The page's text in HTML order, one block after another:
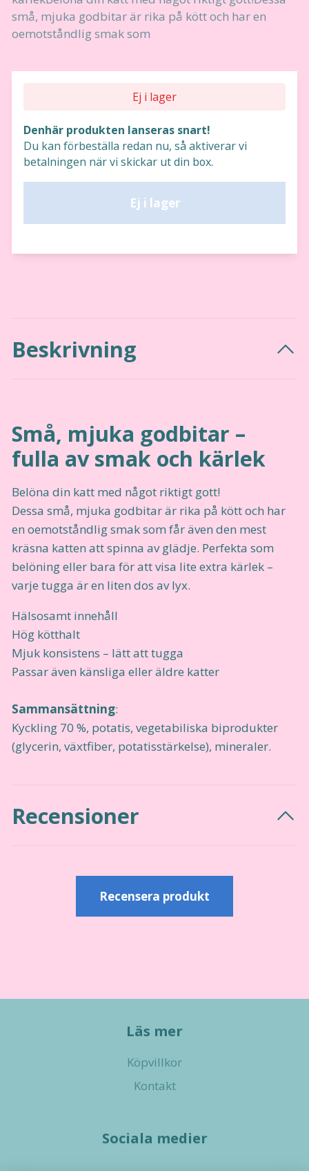
små, mjuka godbitar är rika på kött och har en
oemotståndlig smak som
Ej i lager
Denhär produkten lanseras snart!
Du kan förbeställa redan nu, så aktiverar vi
betalningen när vi skickar ut din box.
Ej i lager
Beskrivning
Små, mjuka godbitar –
fulla av smak och kärlek
Belöna din katt med något riktigt gott!
Dessa små, mjuka godbitar är rika på kött och har
en oemotståndlig smak som får även den mest
kräsna katten att spinna av glädje. Perfekta som
belöning eller bara för att visa lite extra kärlek –
varje tugga är en liten dos av lyx.
Hälsosamt innehåll
Hög kötthalt
Mjuk konsistens – lätt att tugga
Passar även känsliga eller äldre katter
Sammansättning:
Kyckling 70 %, potatis, vegetabiliska biprodukter
(glycerin, växtfiber, potatisstärkelse), mineraler.
Recensioner
Recensera produkt
Läs mer
Köpvillkor
Kontakt
Sociala medier